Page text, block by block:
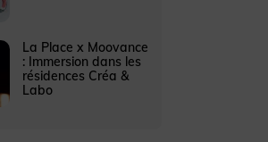
La Place x Moovance
: Immersion dans les
résidences Créa &
Labo